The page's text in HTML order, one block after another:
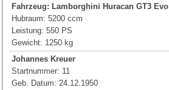
Fahrzeug: Lamborghini Huracan GT3 Evo
Hubraum: 5200 ccm
Leistung: 550 PS
Gewicht: 1250 kg
Johannes Kreuer
Startnummer: 11
Geb. Datum: 24.12.1950